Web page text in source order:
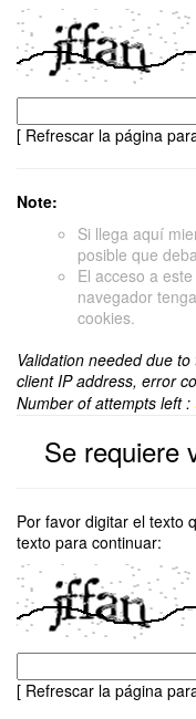
[ Refrescar la página
Note:
Si llega aquí
posible que
El acceso a
navegador
cookies.
Validation needed due
client IP address, error
Number of attempts left :
Se requiere
Por favor digitar el texto
texto para continuar:
[ Refrescar la página